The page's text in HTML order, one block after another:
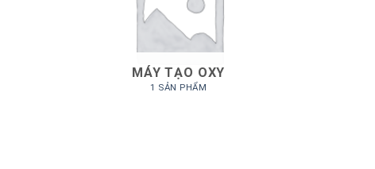
MÁY TẠO OXY
1 SẢN PHẨM